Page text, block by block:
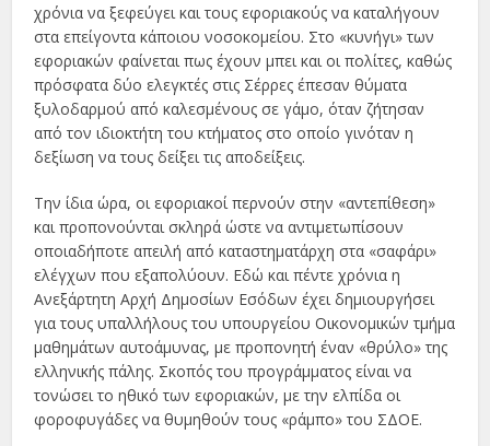
χρόνια να ξεφεύγει και τους εφοριακούς να καταλήγουν
στα επείγοντα κάποιου νοσοκομείου. Στο «κυνήγι» των
εφοριακών φαίνεται πως έχουν μπει και οι πολίτες, καθώς
πρόσφατα δύο ελεγκτές στις Σέρρες έπεσαν θύματα
ξυλοδαρμού από καλεσμένους σε γάμο, όταν ζήτησαν
από τον ιδιοκτήτη του κτήματος στο οποίο γινόταν η
δεξίωση να τους δείξει τις αποδείξεις.
Την ίδια ώρα, οι εφοριακοί περνούν στην «αντεπίθεση»
και προπονούνται σκληρά ώστε να αντιμετωπίσουν
οποιαδήποτε απειλή από καταστηματάρχη στα «σαφάρι»
ελέγχων που εξαπολύουν. Εδώ και πέντε χρόνια η
Ανεξάρτητη Αρχή Δημοσίων Εσόδων έχει δημιουργήσει
για τους υπαλλήλους του υπουργείου Οικονομικών τμήμα
μαθημάτων αυτοάμυνας, με προπονητή έναν «θρύλο» της
ελληνικής πάλης. Σκοπός του προγράμματος είναι να
τονώσει το ηθικό των εφοριακών, με την ελπίδα οι
φοροφυγάδες να θυμηθούν τους «ράμπο» του ΣΔΟΕ.